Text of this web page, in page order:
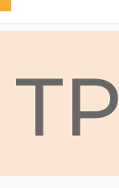
ТР